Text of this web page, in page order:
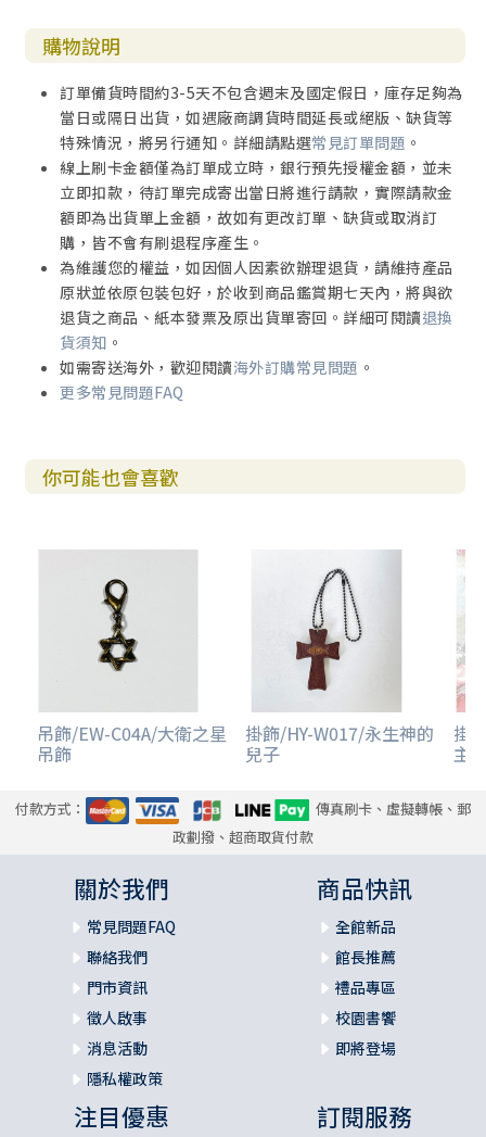
購物說明
訂單備貨時間約3-5天不包含週末及國定假日，庫存足夠為
當日或隔日出貨，如遇廠商調貨時間延長或絕版、缺貨等
特殊情況，將另行通知。詳細請點選常見訂單問題 。
線上刷卡金額僅為訂單成立時，銀行預先授權金額，並未
立即扣款，待訂單完成寄出當日將進行請款，實際請款金
額即為出貨單上金額，故如有更改訂單、缺貨或取消訂
購，皆不會有刷退程序產生。
為維護您的權益，如因個人因素欲辦理退貨，請維持產品
原狀並依原包裝包好，於收到商品鑑賞期七天內，將與欲
退貨之商品、紙本發票及原出貨單寄回。詳細可閱讀退換
貨須知 。
如需寄送海外，歡迎閱讀海外訂購常見問題 。
更多常見問題FAQ
你可能也會喜歡
吊飾/EW-C04A/大衛之星
吊飾
掛飾/HY-W017/永生神的
兒子
掛
主
付款方式：
傳真刷卡、虛擬轉帳、郵
政劃撥、超商取貨付款
關於我們
常見問題FAQ
聯絡我們
門市資訊
徵人啟事
消息活動
隱私權政策
商品快訊
全館新品
館長推薦
禮品專區
校園書饗
即將登場
注目優惠 訂閱服務